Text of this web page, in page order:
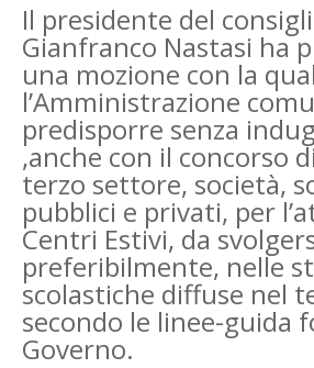
Il presidente del
Gianfranco Nastasi ha
una mozione con la
l’Amministrazione
predisporre senza
,anche con il concorso
terzo settore, società,
pubblici e privati, per
Centri Estivi, da
preferibilmente, nelle
scolastiche diffuse nel
secondo le linee-guida
Governo.